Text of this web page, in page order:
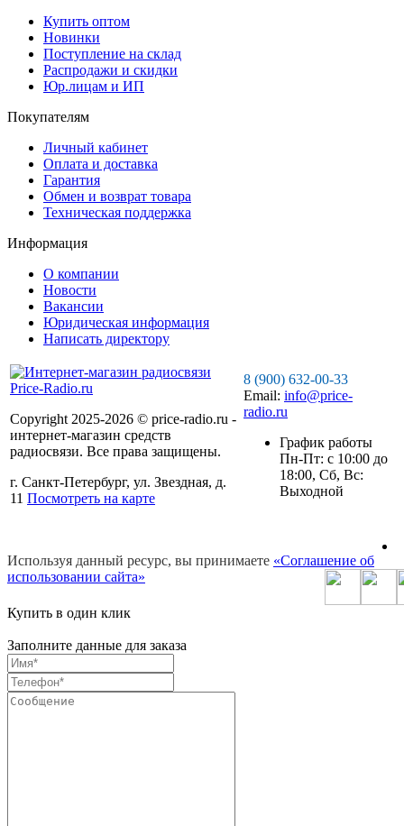
Купить оптом
Новинки
Поступление на склад
Распродажи и скидки
Юр.лицам и ИП
Покупателям
Личный кабинет
Оплата и доставка
Гарантия
Обмен и возврат товара
Техническая поддержка
Информация
О компании
Новости
Вакансии
Юридическая информация
Написать директору
Copyright 2025-2026 © price-radio.ru -
интернет-магазин средств
радиосвязи. Все права защищены.
г. Санкт-Петербург, ул. Звездная, д.
11 Посмотреть на карте
8 (900) 632-00-33
Email: info@price-
radio.ru
График работы
Пн-Пт: c 10:00 до
18:00, Сб, Вс:
Выходной
Используя данный ресурс, вы принимаете «Соглашение об
использовании сайта»
Купить в один клик
Заполните данные для заказа